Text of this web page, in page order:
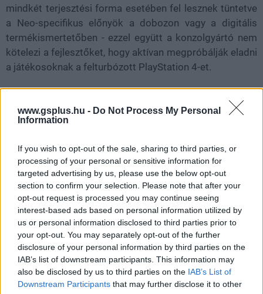
www.gsplus.hu - Do Not Process My Personal
Information
If you wish to opt-out of the sale, sharing to third parties, or
processing of your personal or sensitive information for
targeted advertising by us, please use the below opt-out
section to confirm your selection. Please note that after your
opt-out request is processed you may continue seeing
interest-based ads based on personal information utilized by
us or personal information disclosed to third parties prior to
your opt-out. You may separately opt-out of the further
disclosure of your personal information by third parties on the
IAB’s list of downstream participants. This information may
also be disclosed by us to third parties on the IAB’s List of
Downstream Participants that may further disclose it to other
mindkét terjesztési forma esetében fel lesznek tüntetve
a Neo-specifikus előnyök a dobozon vagy a digitális
termékismertetőben - ezzel együtt a konzolgyártó nem
kötelezi a fejlesztőket, hogy aktívan megpróbálják eladni
a játékosoknak a felturbózott PlayStation 4-et.